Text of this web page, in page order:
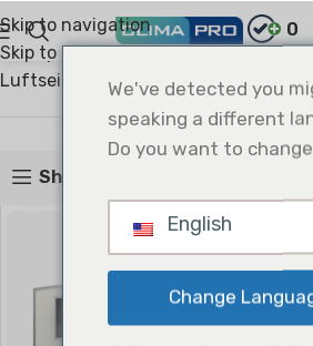
Skip to navigation
Skip to main content
0
Climapro® Kommerzielle Klima-
Luftseitige Produkte
Kompaktes
Kompaktes
Show sidebar
We've detected you
speaking a different
Do you want to
English
Change